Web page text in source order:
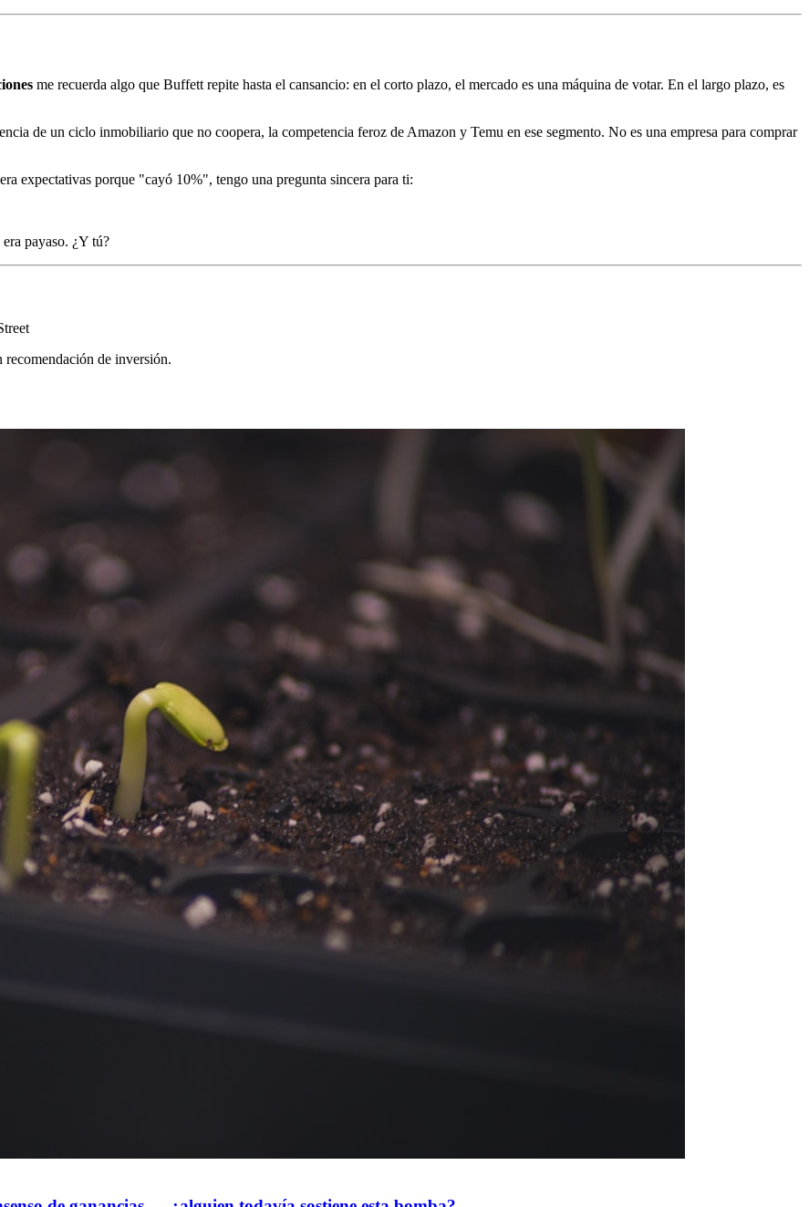
me recuerda algo que Buffett repite hasta el cansancio: en el corto plazo, el mercado es una máquina de votar. En el largo plazo, es
de un ciclo inmobiliario que no coopera, la competencia feroz de Amazon y Temu en ese segmento. No es una empresa para comprar
expectativas porque "cayó 10%", tengo una pregunta sincera para ti:
payaso. ¿Y tú?
recomendación de inversión.